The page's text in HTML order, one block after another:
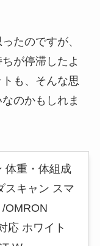
たのですが、
が停滞したよ
も、そんな思
のかもしれま
体重・体組成
スキャン スマ
OMRON
応 ホワイト